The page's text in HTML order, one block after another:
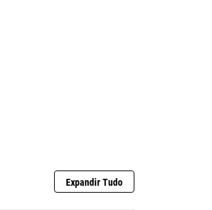
Expandir Tudo